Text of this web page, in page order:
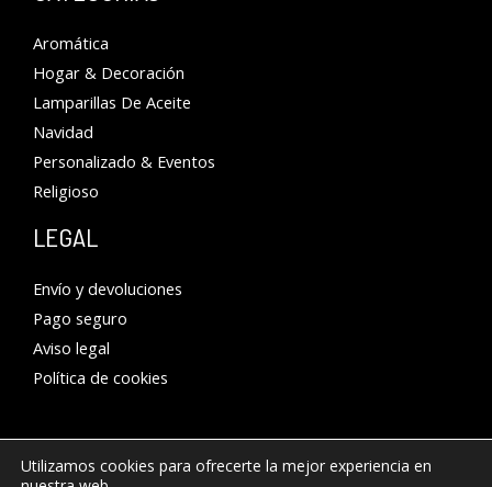
Aromática
Hogar & Decoración
Lamparillas De Aceite
Navidad
Personalizado & Eventos
Religioso
LEGAL
Envío y devoluciones
Pago seguro
Aviso legal
Política de cookies
Utilizamos cookies para ofrecerte la mejor experiencia en